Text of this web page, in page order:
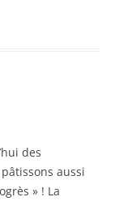
des
aussi
» ! La